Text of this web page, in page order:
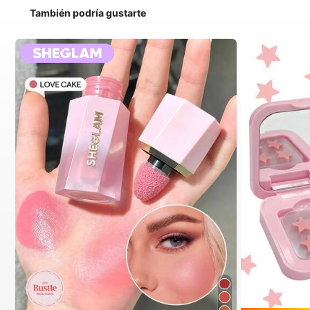
También podría gustarte